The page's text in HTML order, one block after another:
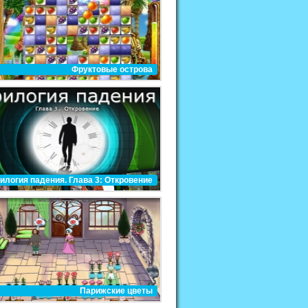
Фруктовые острова
падения. Глава 3: Откровение
Парижские цветы